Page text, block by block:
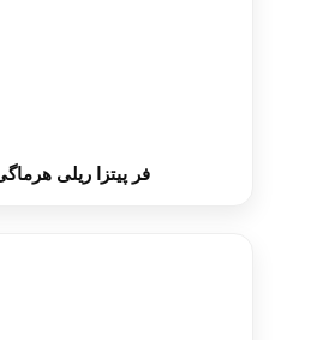
فر پیتزا ریلی هرماگی 1456 دهنه